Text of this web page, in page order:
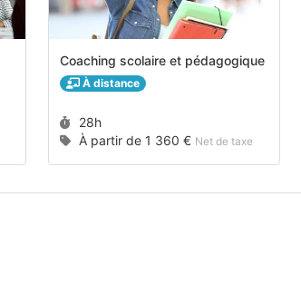
Coaching scolaire et pédagogique
À distance
Durée :
28h
Prix :
À partir de 1 360 € Net de taxe